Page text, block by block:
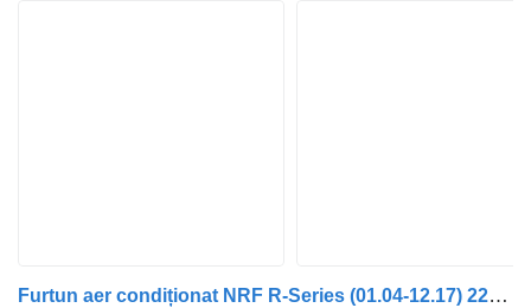
Furtun aer condiționat NRF R-Series (01.04-12.17) 2281943 pentru cap tractor Scania P,G,R,T-series (2004-2017)